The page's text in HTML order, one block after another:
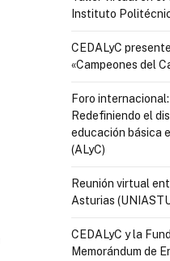
Instituto
CEDALyC
«Campeones del
Foro
Redefiniendo el
educación básica
(ALyC)
Reunión virtual
Asturias
CEDALyC y la
Memorándum de